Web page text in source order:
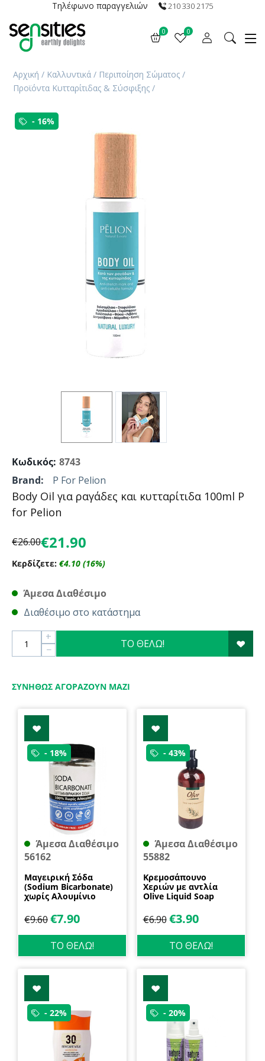
Τηλέφωνο παραγγελιών 210 330 2175
0 0
Αρχική / Καλλυντικά / Περιποίηση Σώματος /
Προϊόντα Κυτταρίτιδας & Σύσφιξης /
- 16%
Body Oil για ραγάδες και κυτταρίτιδα 100ml P
for Pelion
Brand: P For Pelion
€26.00€21.90
Κερδίζετε: €4.10 (16%)
Κωδικός: 8743
Άμεσα Διαθέσιμο
Διαθέσιμο στο κατάστημα
+
−
ΤΟ ΘΕΛΩ!
ΣΥΝΉΘΩΣ ΑΓΟΡΆΖΟΥΝ ΜΑΖΊ
- 18%
Άμεσα Διαθέσιμο
56162
Μαγειρική Σόδα
(Sodium Bicarbonate)
χωρίς Αλουμίνιο
€9.60€7.90
ΤΟ ΘΕΛΩ!
- 43%
Άμεσα Διαθέσιμο
55882
Κρεμοσάπουνο
Χεριών με αντλία
Olive Liquid Soap
€6.90 €3.90
ΤΟ ΘΕΛΩ!
- 22% - 20%